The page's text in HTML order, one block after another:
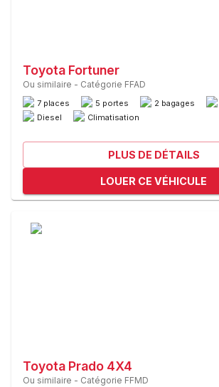
Toyota Fortuner
Ou similaire - Catégorie FFAD
7 places 5 portes 2 bagages
Diesel
Climatisation
PLUS DE DÉTAILS
LOUER CE VÉHICULE
Toyota Prado 4X4
Ou similaire - Catégorie FFMD